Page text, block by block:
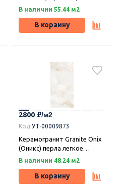
структурный 120х59,9,
В наличии 55.44 м2
В корзину
2800
Код УТ-00009873
Керамогранит Granite Onix
(Оникс) перла легкое
лаппатирование LLR
В наличии 48.24 м2
В корзину